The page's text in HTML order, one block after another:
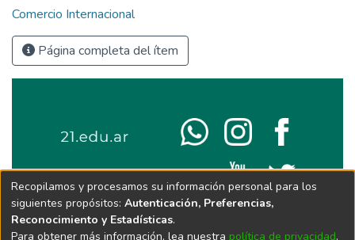
Comercio Internacional
Página completa del ítem
Recopilamos y procesamos su información personal para los
siguientes propósitos: Autenticación, Preferencias,
Reconocimiento y Estadísticas.
Para obtener más información, lea nuestra política de privacidad.